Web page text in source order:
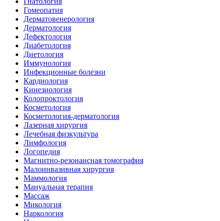
Гомеопатия
Дерматовенерология
Дерматология
Дефектология
Диабетология
Диетология
Иммунология
Инфекционные болезни
Кардиология
Кинезиология
Колопроктология
Косметология
Косметология-дерматология
Лазерная хирургия
Лечебная физкультура
Лимфология
Логопедия
Магнитно-резонансная томография
Малоинвазивная хирургия
Маммология
Мануальная терапия
Массаж
Микология
Наркология